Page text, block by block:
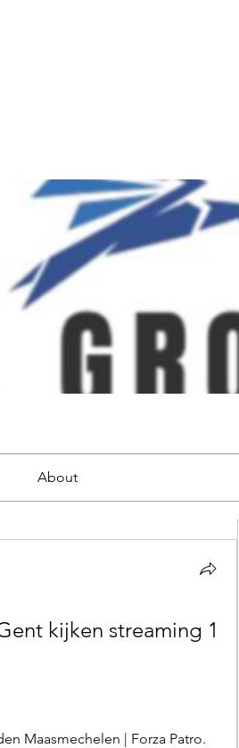
About
kijken streaming 1
Maasmechelen | Forza Patro.